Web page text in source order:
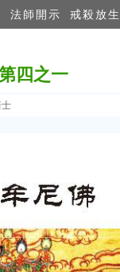
法師開示 戒殺放生
四之一